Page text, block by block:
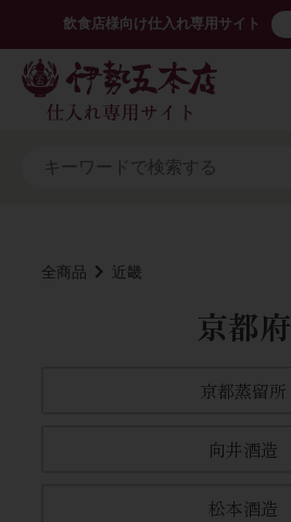
飲食店様向け仕入れ専用サイト
全商品 近畿
京都府
京都蒸留所
向井酒造
松本酒造